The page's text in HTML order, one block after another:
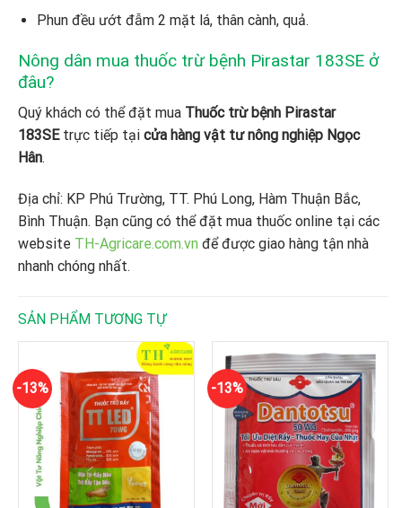
Phun đều ướt đẫm 2 mặt lá, thân cành, quả.
Nông dân mua thuốc trừ bệnh Pirastar 183SE ở
đâu?
Quý khách có thể đặt mua Thuốc trừ bệnh Pirastar
183SEtrực tiếp tại cửa hàng vật tư nông nghiệp Ngọc
Hân.
Địa chỉ: KP Phú Trường, TT. Phú Long, Hàm Thuận Bắc,
Bình Thuận. Bạn cũng có thể đặt mua thuốc online tại các
website TH-Agricare.com.vn để được giao hàng tận nhà
nhanh chóng nhất.
SẢN PHẨM TƯƠNG TỰ
-13% -13%